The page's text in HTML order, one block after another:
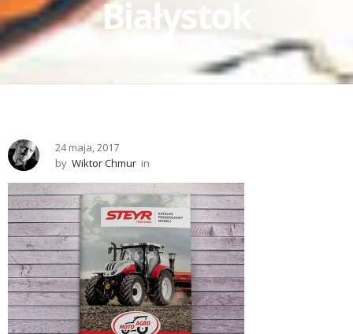
Białystok
24 maja, 2017
by Wiktor Chmur in